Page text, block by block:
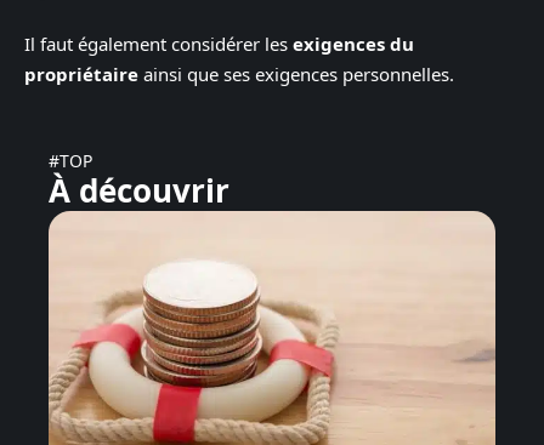
Il faut également considérer les exigences du
propriétaire ainsi que ses exigences personnelles.
#TOP
À découvrir